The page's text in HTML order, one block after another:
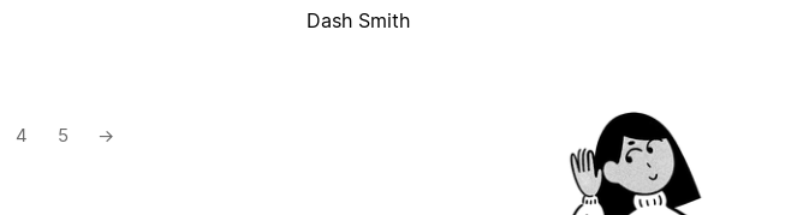
Dash Smith
4 5 →